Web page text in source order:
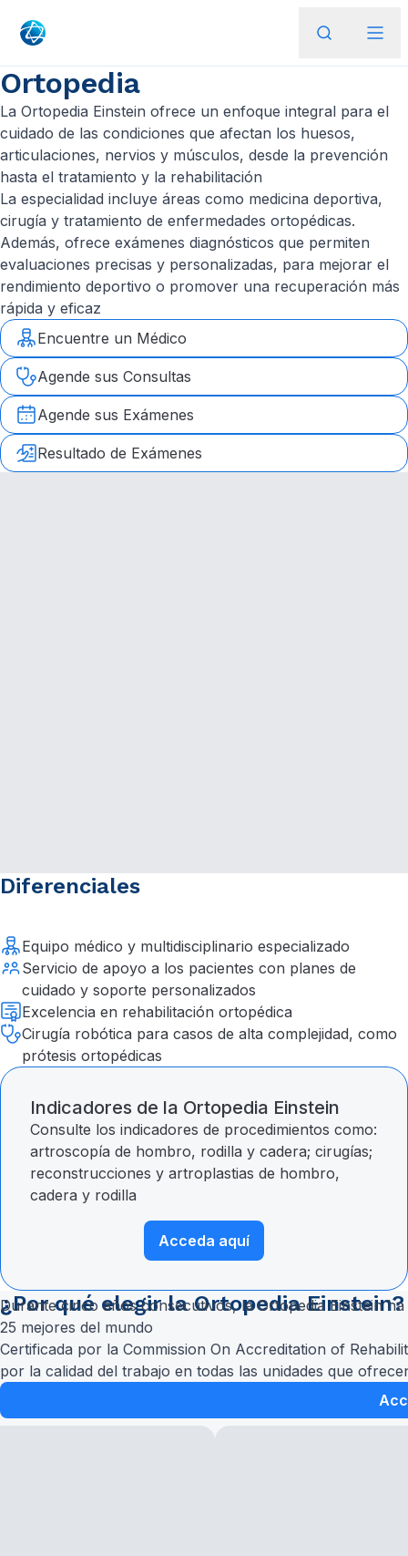
Ortopedia
La Ortopedia Einstein ofrece un enfoque integral para el
cuidado de las condiciones que afectan los huesos,
articulaciones, nervios y músculos, desde la prevención
hasta el tratamiento y la rehabilitación
La especialidad incluye áreas como medicina deportiva,
cirugía y tratamiento de enfermedades ortopédicas.
Además, ofrece exámenes diagnósticos que permiten
evaluaciones precisas y personalizadas, para mejorar el
rendimiento deportivo o promover una recuperación más
rápida y eficaz
Encuentre un Médico
Agende sus Consultas
Agende sus Exámenes
Resultado de Exámenes
Diferenciales
Equipo médico y multidisciplinario especializado
Servicio de apoyo a los pacientes con planes de
cuidado y soporte personalizados
Excelencia en rehabilitación ortopédica
Cirugía robótica para casos de alta complejidad, como
prótesis ortopédicas
Indicadores de la Ortopedia Einstein
Consulte los indicadores de procedimientos como:
artroscopía de hombro, rodilla y cadera; cirugías;
reconstrucciones y artroplastias de hombro,
cadera y rodilla
Acceda aquí
¿Por qué elegir la Ortopedia Einstein?
Durante cinco años consecutivos, la Ortopedia Einstein
25 mejores del mundo
Certificada por la Commission On Accreditation of
por la calidad del trabajo en todas las unidades que